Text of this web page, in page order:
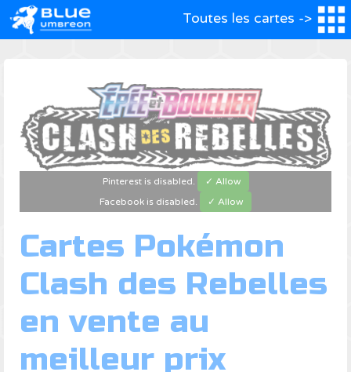
Toutes les cartes ->
Pinterest is disabled.
✓ Allow
Facebook is disabled.
✓ Allow
Cartes Pokémon
Clash des Rebelles
en vente au
meilleur prix